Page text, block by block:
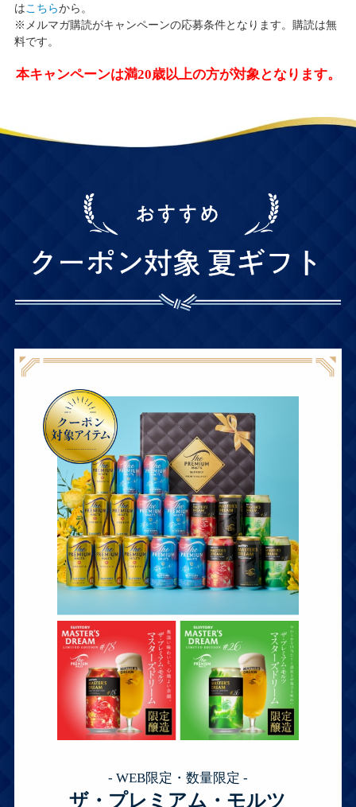
はこちらから。
※メルマガ購読がキャンペーンの応募条件となります。購読は無
料です。
本キャンペーンは満20歳以上の方が対象となります。
- WEB限定・数量限定 -
ザ・プレミアム・モルツ